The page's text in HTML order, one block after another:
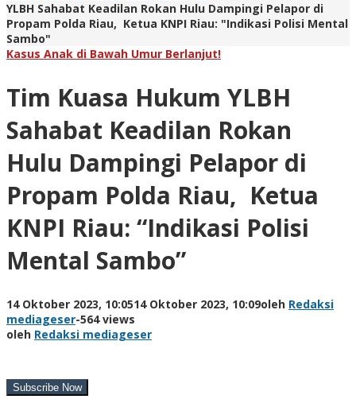
YLBH Sahabat Keadilan Rokan Hulu Dampingi Pelapor di
Propam Polda Riau, Ketua KNPI Riau: "Indikasi Polisi Mental
Sambo"
Kasus Anak di Bawah Umur Berlanjut!
Tim Kuasa Hukum YLBH
Sahabat Keadilan Rokan
Hulu Dampingi Pelapor di
Propam Polda Riau, Ketua
KNPI Riau: “Indikasi Polisi
Mental Sambo”
14 Oktober 2023, 10:0514 Oktober 2023, 10:09oleh Redaksi
mediageser-564 views
oleh Redaksi mediageser